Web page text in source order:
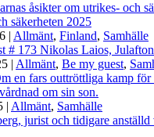
åsikter om utrikes- och
säkerheten 2025
| Allmänt, Finland, Samhälle
# 173 Nikolas Laios,
| Allmänt, Be my guest,
en fars outtröttliga kamp
om sin son.
| Allmänt, Samhälle
jurist och tidigare